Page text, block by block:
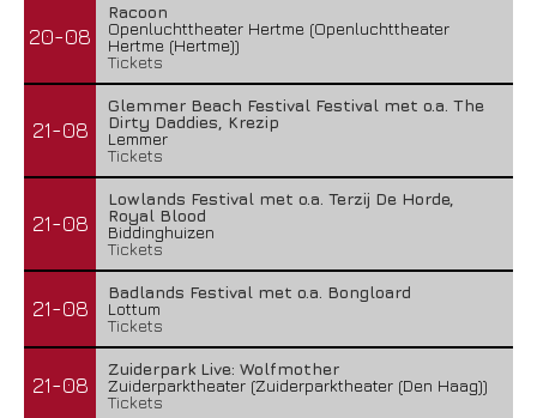
20-08
Racoon
Openluchttheater Hertme (Openluchttheater
Hertme (Hertme))
Tickets
21-08
Glemmer Beach Festival Festival met o.a. The
Dirty Daddies, Krezip
Lemmer
Tickets
21-08
Lowlands Festival met o.a. Terzij De Horde,
Royal Blood
Biddinghuizen
Tickets
21-08
Badlands Festival met o.a. Bongloard
Lottum
Tickets
21-08
Zuiderpark Live: Wolfmother
Zuiderparktheater (Zuiderparktheater (Den Haag))
Tickets